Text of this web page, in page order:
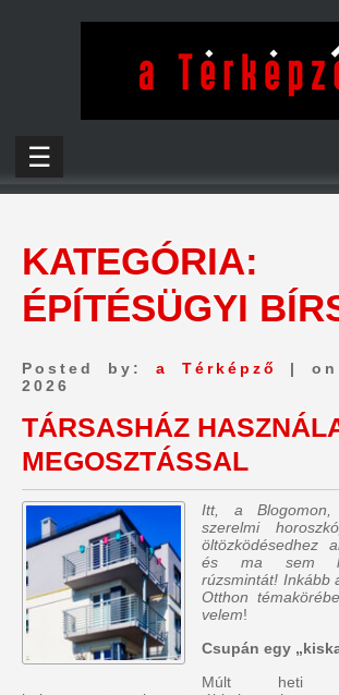
☰
KATEGÓRIA:
ÉPÍTÉSÜGYI
Posted by: a Térképző
| on
2026
TÁRSASHÁZ
MEGOSZTÁSSAL
Itt, a Blogomon,
szerelmi
öltözködésedhez
és ma sem
rúzsmintát! Inkább
Otthon
velem!
Csupán egy
Múlt heti